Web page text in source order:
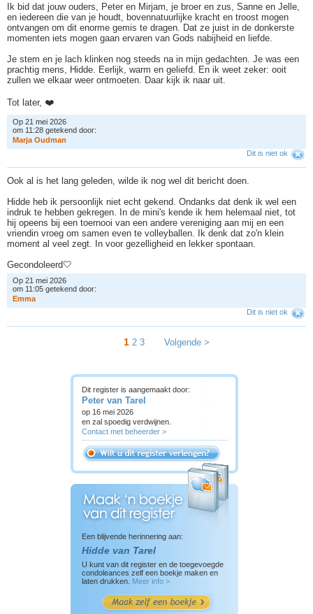
Ik bid dat jouw ouders, Peter en Mirjam, je broer en zus, Sanne en Jelle,
en iedereen die van je houdt, bovennatuurlijke kracht en troost mogen
ontvangen om dit enorme gemis te dragen. Dat ze juist in de donkerste
momenten iets mogen gaan ervaren van Gods nabijheid en liefde.
Je stem en je lach klinken nog steeds na in mijn gedachten. Je was een
prachtig mens, Hidde. Eerlijk, warm en geliefd. En ik weet zeker: ooit
zullen we elkaar weer ontmoeten. Daar kijk ik naar uit.
Tot later, ❤️
Op 21 mei 2026
om 11:28 getekend door:
Marja Oudman
Dit is niet ok
Ook al is het lang geleden, wilde ik nog wel dit bericht doen.
Hidde heb ik persoonlijk niet echt gekend. Ondanks dat denk ik wel een
indruk te hebben gekregen. In de mini's kende ik hem helemaal niet, tot
hij opeens bij een toernooi van een andere vereniging aan mij en een
vriendin vroeg om samen even te volleyballen. Ik denk dat zo'n klein
moment al veel zegt. In voor gezelligheid en lekker spontaan.
Gecondoleerd🤍
Op 21 mei 2026
om 11:05 getekend door:
Emma
Dit is niet ok
1 2 3 Volgende >
Dit register is aangemaakt door:
Peter van Tarel
op 16 mei 2026
en zal spoedig verdwijnen.
Contact met beheerder >
Een blijvende herinnering aan:
Hidde van Tarel
U kunt van dit register en de toegevoegde
condoleances zelf een boekje maken en
laten drukken. Meer info >